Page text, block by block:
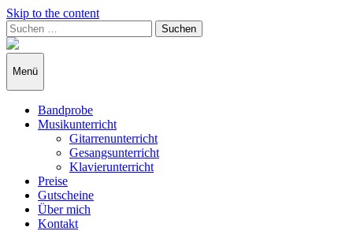
Skip to the content
Suchen
nach:
Lys-
Jane's
School
of
Menü
Bandprobe
Musikunterricht
Gitarrenunterricht
Gesangsunterricht
Klavierunterricht
Preise
Gutscheine
Über mich
Kontakt